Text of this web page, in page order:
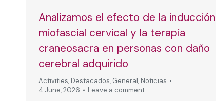
Analizamos el efecto de la inducción
miofascial cervical y la terapia
craneosacra en personas con daño
cerebral adquirido
Activities, Destacados, General, Noticias
4 June, 2026
Leave a comment